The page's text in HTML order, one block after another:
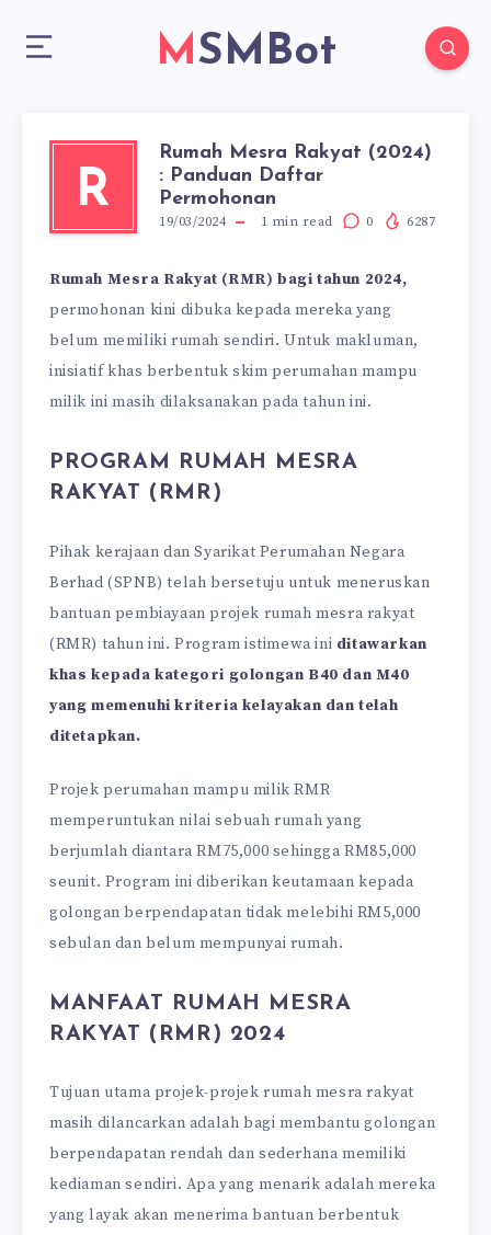
MSMBot
R
Rumah Mesra Rakyat (2024)
: Panduan Daftar
Permohonan
19/03/2024 1 min read 0 6287
Rumah Mesra Rakyat (RMR) bagi tahun 2024,
permohonan kini dibuka kepada mereka yang
belum memiliki rumah sendiri. Untuk makluman,
inisiatif khas berbentuk skim perumahan mampu
milik ini masih dilaksanakan pada tahun ini.
PROGRAM RUMAH MESRA
RAKYAT (RMR)
Pihak kerajaan dan Syarikat Perumahan Negara
Berhad (SPNB) telah bersetuju untuk meneruskan
bantuan pembiayaan projek rumah mesra rakyat
(RMR) tahun ini. Program istimewa ini ditawarkan
khas kepada kategori golongan B40 dan M40
yang memenuhi kriteria kelayakan dan telah
ditetapkan.
Projek perumahan mampu milik RMR
memperuntukan nilai sebuah rumah yang
berjumlah diantara RM75,000 sehingga RM85,000
seunit. Program ini diberikan keutamaan kepada
golongan berpendapatan tidak melebihi RM5,000
sebulan dan belum mempunyai rumah.
MANFAAT RUMAH MESRA
RAKYAT (RMR) 2024
Tujuan utama projek-projek rumah mesra rakyat
masih dilancarkan adalah bagi membantu golongan
berpendapatan rendah dan sederhana memiliki
kediaman sendiri. Apa yang menarik adalah mereka
yang layak akan menerima bantuan berbentuk